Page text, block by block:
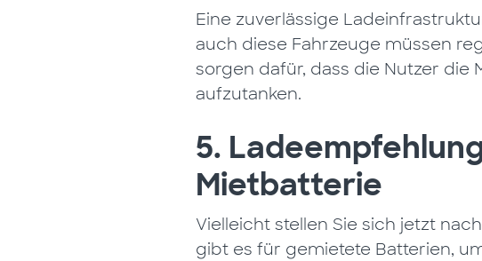
Eine zuverlässige
auch diese Fahrzeuge müssen
sorgen dafür, dass die Nutzer die
aufzutanken.
5.
Mietbatterie
Vielleicht stellen Sie sich jetzt
gibt es für gemietete Batterien,